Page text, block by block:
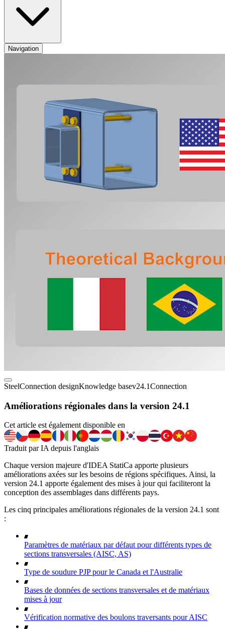
Navigation
SteelConnection designKnowledge basev24.1Connection
Améliorations régionales dans la version 24.1
Cet article est également disponible en
Traduit par IA depuis l'anglais
Chaque version majeure d'IDEA StatiCa apporte plusieurs
améliorations axées sur les besoins de régions spécifiques. Ainsi, la
version 24.1 apporte également des mises à jour qui faciliteront la
conception des assemblages dans différents pays.
Les cinq principales améliorations régionales de la version 24.1 sont
:
Paramètres de matériaux par défaut pour différents types de
sections transversales (AISC, AS)
Type de soudure PJP pour le Canada et l'Australie
Bases de données de sections transversales et de matériaux
mises à jour
Vérification normative des boulons traversants pour AISC